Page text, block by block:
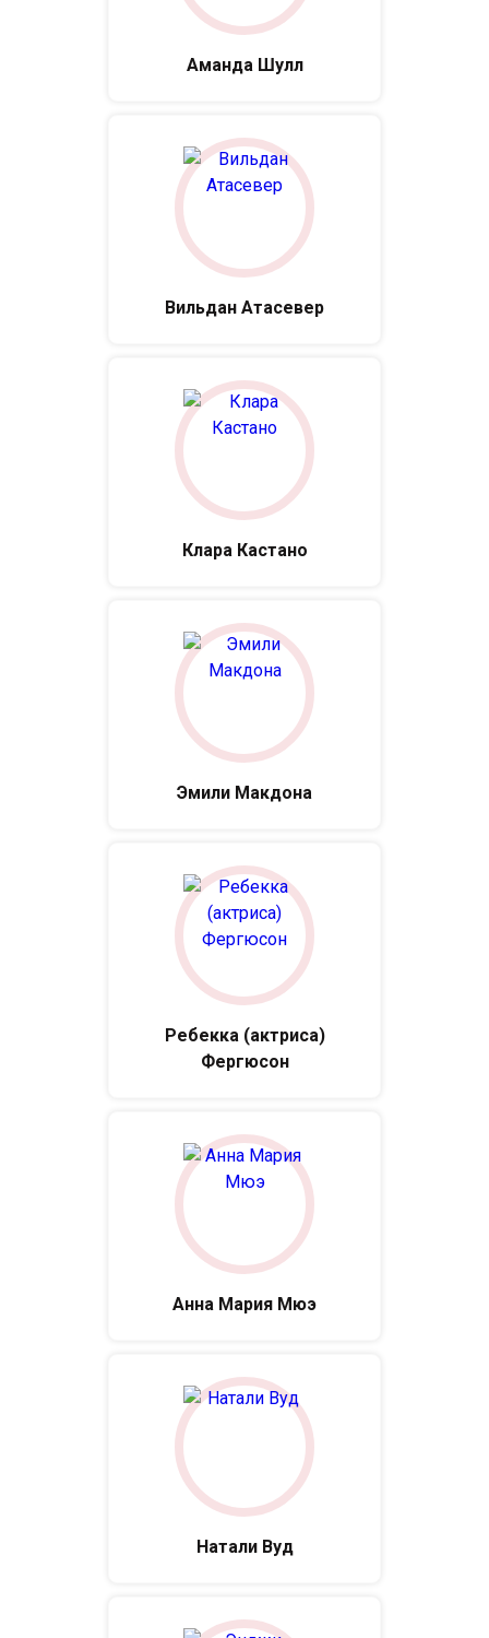
Аманда Шулл
Вильдан Атасевер
Клара Кастано
Эмили Макдона
Ребекка (актриса)
Фергюсон
Анна Мария Мюэ
Натали Вуд